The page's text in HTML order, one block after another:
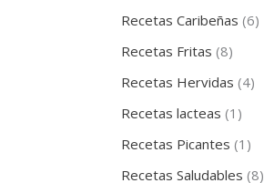
Recetas Caribeñas (6)
Recetas Fritas (8)
Recetas Hervidas (4)
Recetas lacteas (1)
Recetas Picantes (1)
Recetas Saludables (8)